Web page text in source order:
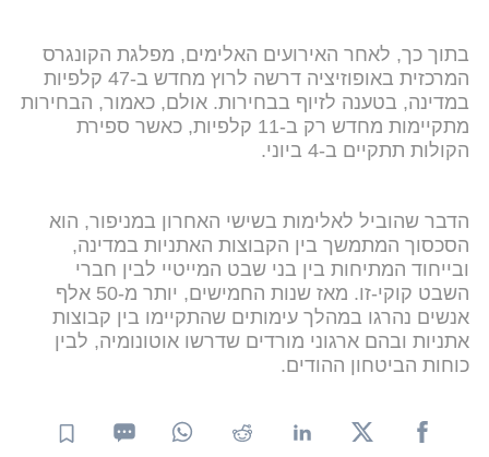
בתוך כך, לאחר האירועים האלימים, מפלגת הקונגרס
המרכזית באופוזיציה דרשה לרוץ מחדש ב-47 קלפיות
במדינה, בטענה לזיוף בבחירות. אולם, כאמור, הבחירות
מתקיימות מחדש רק ב-11 קלפיות, כאשר ספירת
הקולות תתקיים ב-4 ביוני.
הדבר שהוביל לאלימות בשישי האחרון במניפור, הוא
הסכסוך המתמשך בין הקבוצות האתניות במדינה,
ובייחוד המתיחות בין בני שבט המייטיי לבין חברי
השבט קוקי-זו. מאז שנות החמישים, יותר מ-50 אלף
אנשים נהרגו במהלך עימותים שהתקיימו בין קבוצות
אתניות ובהם ארגוני מורדים שדרשו אוטונומיה, לבין
כוחות הביטחון ההודים.